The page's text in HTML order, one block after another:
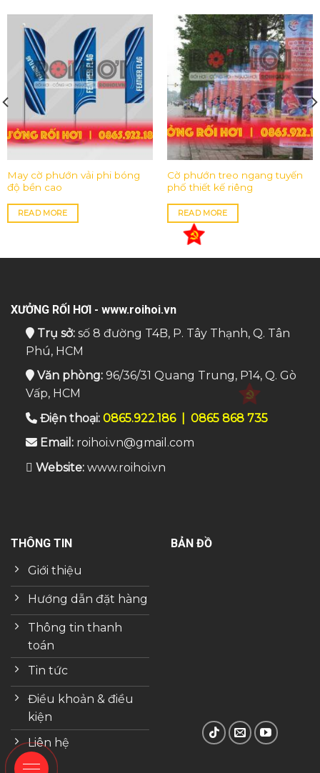
May cờ phướn vải phi bóng
độ bền cao
READ MORE
Cờ phướn treo ngang tuyến
phố thiết kế riêng
READ MORE
XƯỞNG RỐI HƠI - www.roihoi.vn
Trụ sở:số 8 đường T4B, P. Tây Thạnh, Q. Tân
Phú, HCM
Văn phòng:96/36/31 Quang Trung, P14, Q. Gò
Vấp, HCM
Điện thoại: 0865.922.186| 0865 868 735
Email:roihoi.vn@gmail.com
Website: www.roihoi.vn
THÔNG TIN
Giới thiệu
Hướng dẫn đặt hàng
Thông tin thanh
toán
Tin tức
Điều khoản & điều
kiện
Liên hệ
BẢN ĐỒ